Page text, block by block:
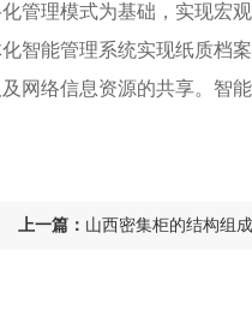
管理模式为基础，实现宏
智能管理系统实现纸质档
网络信息资源的共享。智
上一篇： 山西密集柜的结构组成